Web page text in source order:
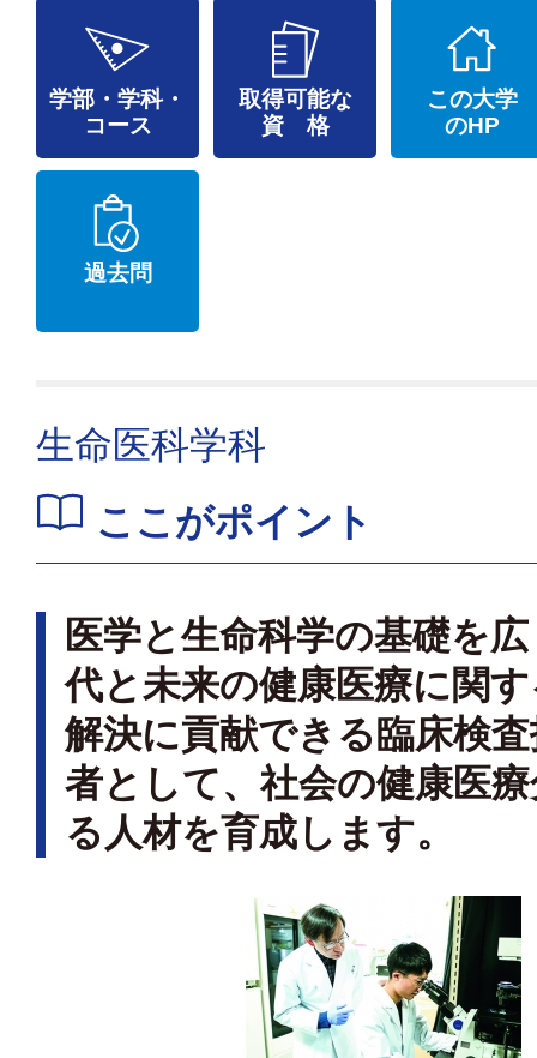
学部・学科・
コース
取得可能な
資 格
この大学
のHP
過去問
生命医科学科
ここがポイント
医学と生命科学の基礎を
代と未来の健康医療に関
解決に貢献できる臨床検
者として、社会の健康医
る人材を育成します。